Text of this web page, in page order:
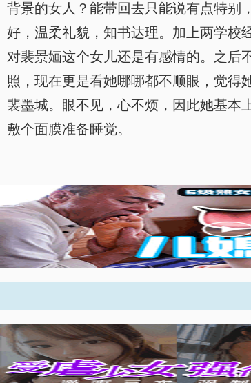
背景的女人？能带回去只能说有点特别
好，温柔礼貌，知书达理。加上两学校
对裴景婳这个女儿还是有感情的。之后
照，现在更是看她哪哪都不顺眼，觉得
裴墨城。眼不见，心不烦，因此她基本
敷个面膜准备睡觉。